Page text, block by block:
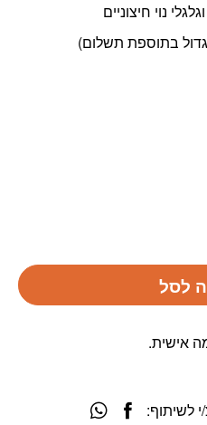
נוי חיצוניים
לסל
אישית.
לשיתוף: